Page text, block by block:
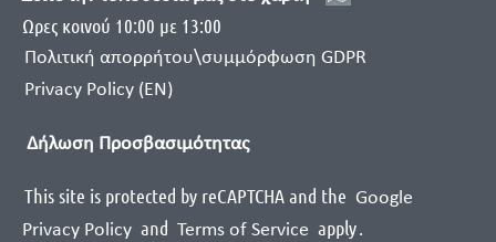
Ωρες κοινού 10:00 με 13:00
Πολιτική απορρήτου\συμμόρφωση GDPR
Privacy Policy (EN)
Δήλωση Προσβασιμότητας
This site is protected by reCAPTCHA and the Google
Privacy Policy and Terms of Service apply.